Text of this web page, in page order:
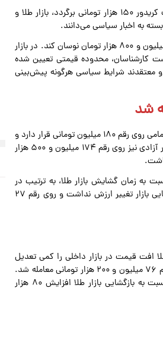
کارشناسان بازارهای مالی معتقدند در صورتی که قیمت دلار در روز پنجشنبه به کف کریدور ۱۵۰ هزار تومانی برگردد، بازار طلا و
به اخبار سیاسی می‌دانند.
به باور تحلیلگران، طلای ۱۸ عیار می‌تواند در محدوده ۱۷ میلیون و ۳۰۰ هزار تا ۱۷ میلیون و ۸۰۰ هزار تومان نوسان کند. در بازار
می‌شود. گفتنی است کارشناسان، محدوده قیمتی تعیین شده
و معتقدند شرایط سیاسی هرگونه پیش‌بینی
براساس اعلام اتحادیه طلا و جواهر تهران در لحظه نگارش این گزارش قیمت سکه امامی روی رقم ۱۸۰ میلیون تومانی قرار دارد و
این قطعه نسبت به بازگشایی بازار طلا رشد ۵۰۰ هزار تومانی داشته است. سکه بهار آزادی نیز روی رقم ۱۷۴ میلیون و ۵۰۰ هزار
و ربع سکه با کاهش ۵۰۰ هزار تومانی نسبت به زمان گشایش بازار طلا، به ترتیب در
سطح ۹۴ میلیون و ۵۳ میلیون تومانی معامله شدند. سکه گرمی نسبت به بازگشایی بازار تغییر ارزش نداشت و روی رقم ۲۷
افت قیمت در بازار داخلی را کمی تعدیل
کرد. مثقال طلا نسبت به آغاز کار بازار فلز زرد رشد ۳۵۰ هزار تومانی داشت و با رقم ۷۶ میلیون و ۲۰۰ هزار تومانی معامله شد.
هر گرم طلای ۱۸ عیار نیز در محدوده ۱۷ میلیون و ۵۹۰ هزار تومانی ایستاد و نسبت به بازگشایی بازار طلا افزایش ۸۰ هزار